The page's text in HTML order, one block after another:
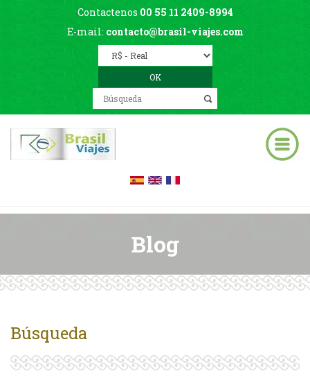
Contactenos 00 55 11 2409-8994
E-mail: contacto@brasil-viajes.com
Blog
Búsqueda